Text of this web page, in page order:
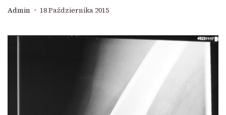
Admin 18 Października 2015